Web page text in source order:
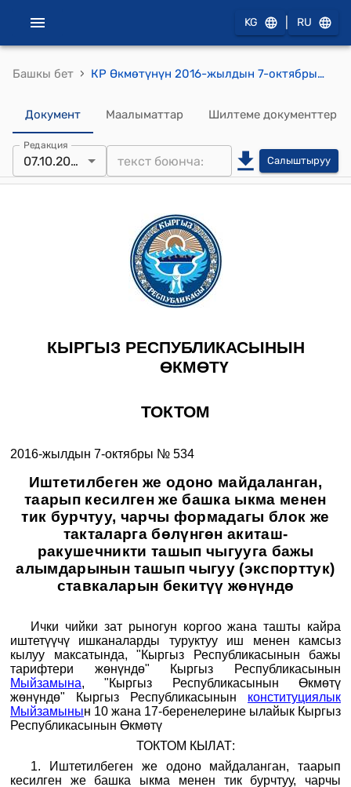
KG RU
Башкы бет › КР Өкмөтүнүн 2016-жылдын 7-октябрындагы № 534 "Иштетилбеген же одоно майдаланган, таарып кесилген же башка ыкма менен тик бурчтуу, чарчы формадагы блок же такталарга бөлүнгөн акиташ-ракушечникти ташып чыгууга бажы алымдарынын ташып чыгуу (экспорттук) ставкаларын бекитүү жөнүндө" токтому
Документ Маалыматтар Шилтеме документтер
Редакция
07.10.2016 Салыштыруу